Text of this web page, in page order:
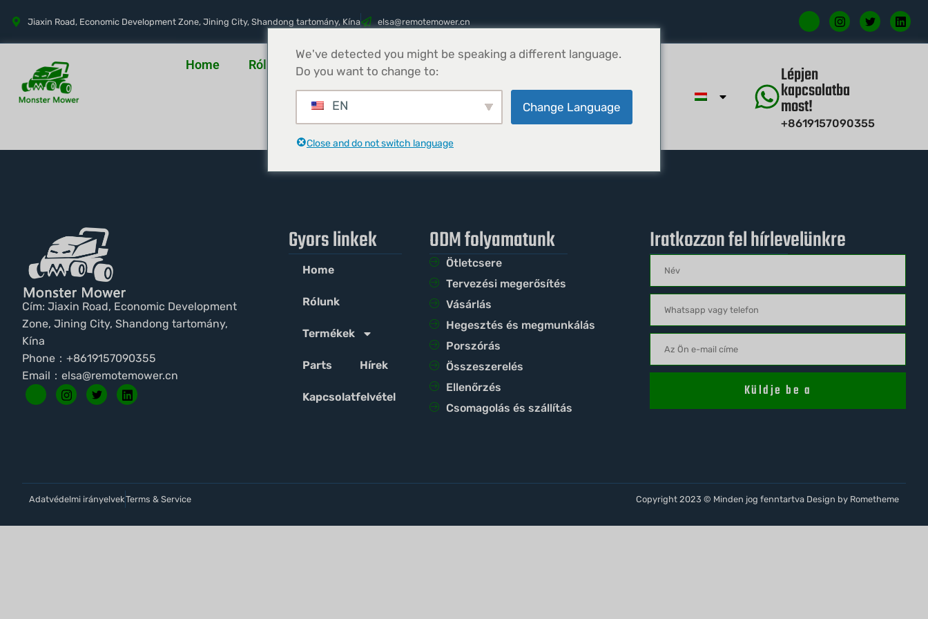
Jiaxin Road, Economic Development Zone, Jining City, Shandong tartomány, Kína nc.rewometomer
@asle
Home Rólunk Termékek Parts Hírek Kapcsolatfelvétel Lépjen
kapcsolatba
most!
+8619157090355
Cím: Jiaxin Road, Economic Development
Zone, Jining City, Shandong tartomány,
Kína
Phone：+8619157090355
Email： elsa@remotemower.cn
Gyors linkek
Home
Rólunk
Termékek
Parts Hírek
Kapcsolatfelvétel
ODM folyamatunk
Ötletcsere
Tervezési megerősítés
Vásárlás
Hegesztés és megmunkálás
Porszórás
Összeszerelés
Ellenőrzés
Csomagolás és szállítás
Iratkozzon fel hírlevelünkre
Küldje be a
Adatvédelmi irányelvekTerms & Service Copyright 2023 © Minden jog fenntartva Design by Rometheme
We've detected you might be speaking a different language.
Do you want to change to:
EN Change Language
Close and do not switch language